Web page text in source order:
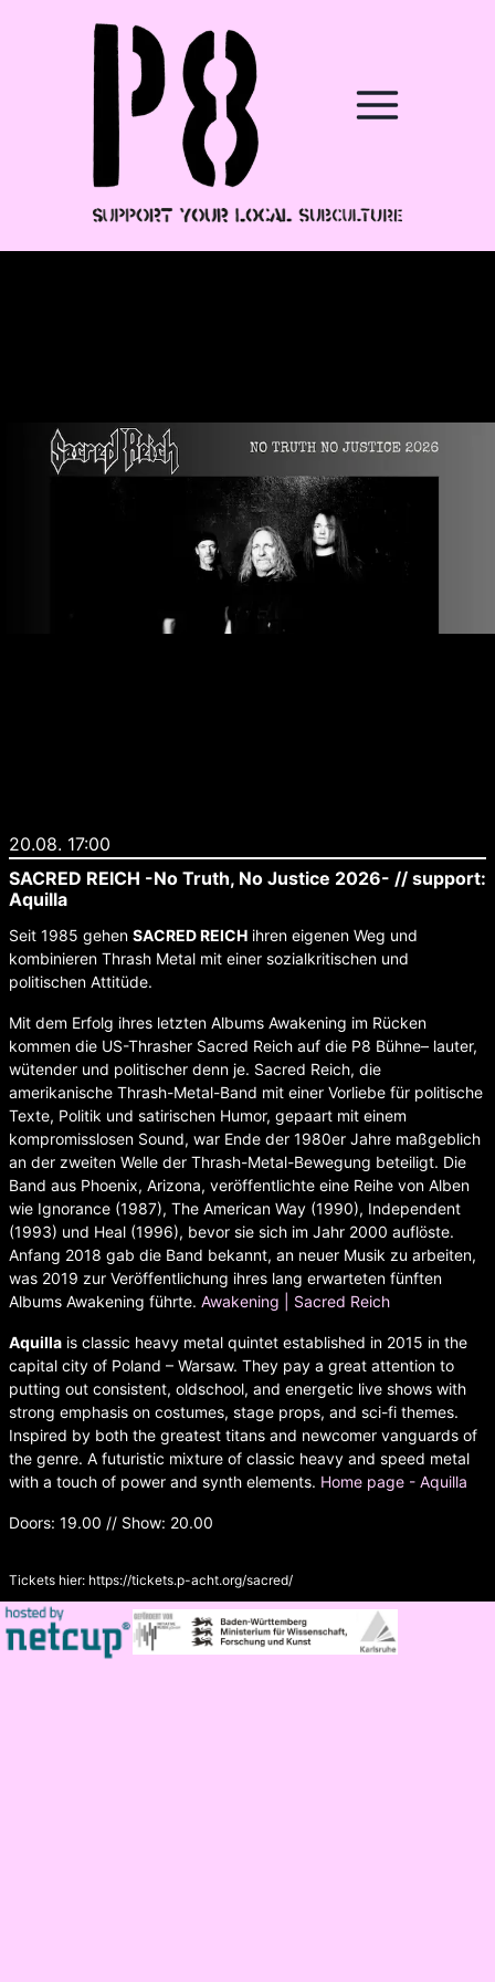
20.08. 17:00
SACRED REICH -No Truth, No Justice 2026- // support:
Aquilla
Seit 1985 gehen SACRED REICH ihren eigenen Weg und
kombinieren Thrash Metal mit einer sozialkritischen und
politischen Attitüde.
Mit dem Erfolg ihres letzten Albums Awakening im Rücken
kommen die US-Thrasher Sacred Reich auf die P8 Bühne– lauter,
wütender und politischer denn je. Sacred Reich, die
amerikanische Thrash-Metal-Band mit einer Vorliebe für politische
Texte, Politik und satirischen Humor, gepaart mit einem
kompromisslosen Sound, war Ende der 1980er Jahre maßgeblich
an der zweiten Welle der Thrash-Metal-Bewegung beteiligt. Die
Band aus Phoenix, Arizona, veröffentlichte eine Reihe von Alben
wie Ignorance (1987), The American Way (1990), Independent
(1993) und Heal (1996), bevor sie sich im Jahr 2000 auflöste.
Anfang 2018 gab die Band bekannt, an neuer Musik zu arbeiten,
was 2019 zur Veröffentlichung ihres lang erwarteten fünften
Albums Awakening führte. Awakening | Sacred Reich
Aquilla is classic heavy metal quintet established in 2015 in the
capital city of Poland – Warsaw. They pay a great attention to
putting out consistent, oldschool, and energetic live shows with
strong emphasis on costumes, stage props, and sci-fi themes.
Inspired by both the greatest titans and newcomer vanguards of
the genre. A futuristic mixture of classic heavy and speed metal
with a touch of power and synth elements. Home page - Aquilla
Doors: 19.00 // Show: 20.00
Tickets hier: https://tickets.p-acht.org/sacred/